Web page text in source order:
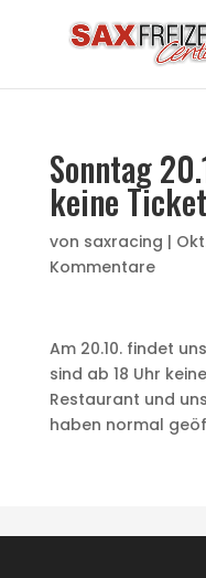
Sonntag
keine
von saxracing |
Kommentare
Am 20.10. findet
sind ab 18 Uhr
Restaurant und
haben normal